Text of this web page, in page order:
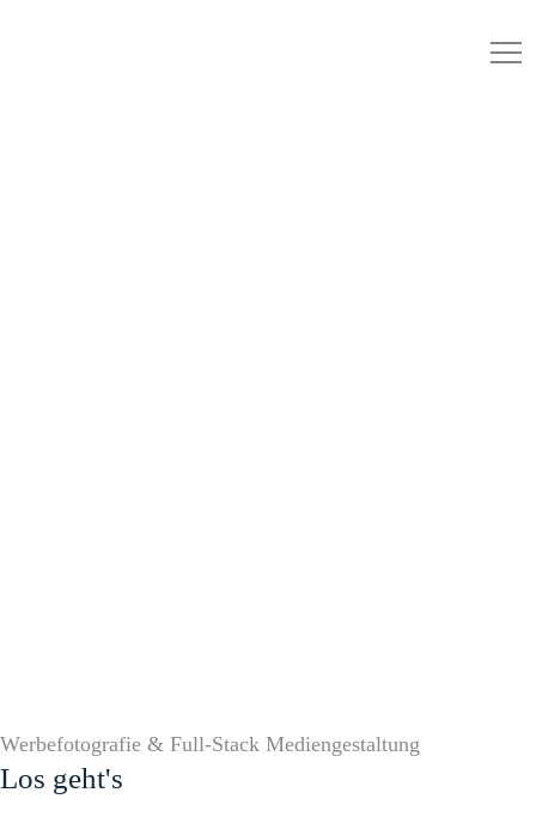
Werbefotografie & Full-Stack Mediengestaltung
Los geht's